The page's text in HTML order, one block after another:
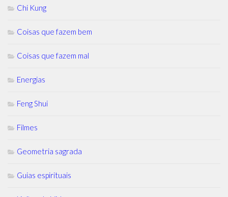
Chi Kung
Coisas que fazem bem
Coisas que fazem mal
Energias
Feng Shui
Filmes
Geometria sagrada
Guias espirituais